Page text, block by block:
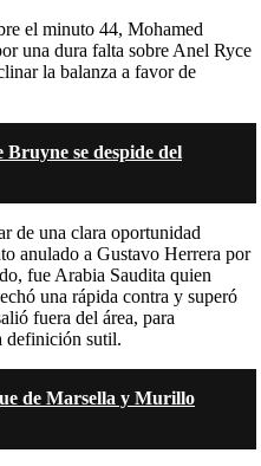
el minuto 44, Mohamed
una dura falta sobre Anel Ryce
la balanza a favor de
Bruyne se despide del
de una clara oportunidad
anulado a Gustavo Herrera por
fue Arabia Saudita quien
una rápida contra y superó
fuera del área, para
definición sutil.
de Marsella y Murillo